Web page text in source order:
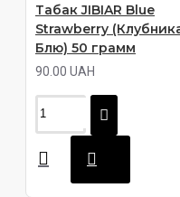
Табак JIBIAR Blue
Strawberry
Блю) 50 грамм
90.00 UAH